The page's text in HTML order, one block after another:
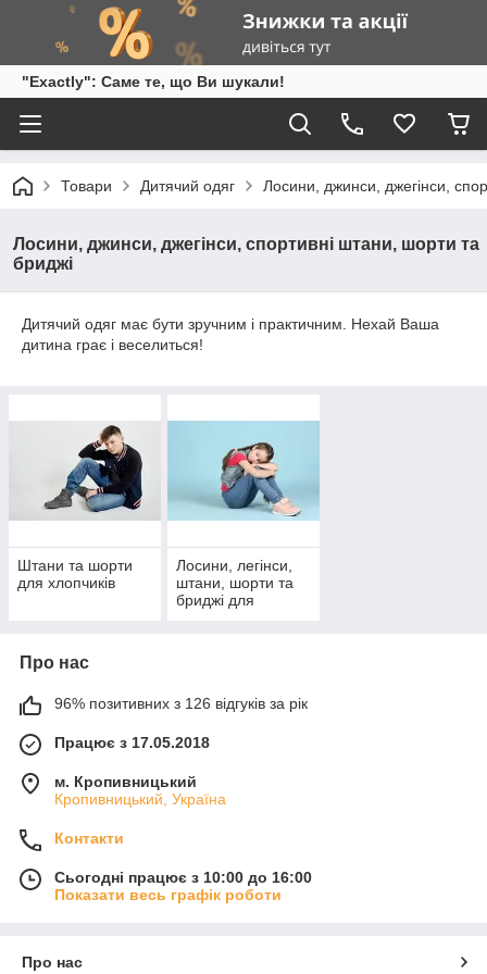
"Exactly": Саме те, що Ви шукали!
Товари Дитячий одяг Лосини, джинси, джегінси,
Лосини, джинси, джегінси, спортивні штани, шорти та
бриджі
Дитячий одяг має бути зручним і практичним. Нехай Ваша
дитина грає і веселиться!
Штани та шорти
для хлопчиків
Лосини, легінси,
штани, шорти та
бриджі для
Про нас
96% позитивних з 126 відгуків за рік
Працює з 17.05.2018
м. Кропивницький
Кропивницький, Україна
Контакти
Сьогодні працює з 10:00 до 16:00
Показати весь графік роботи
Про нас